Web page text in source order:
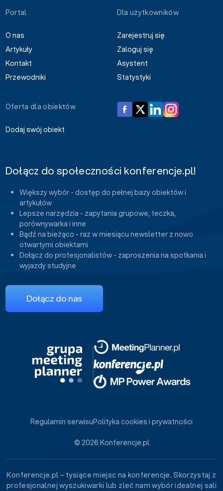
Portal
O nas
Artykuły
Kontakt
Przewodniki
Dla użytkowników
Zarejestruj się
Zaloguj się
Asystent
Statystyki
Oferta dla obiektów
Dodaj swój obiekt
Dołącz do społeczności konferencje.pl!
Większy wybór - dostęp do pełnej bazy obiektów i
artykułów
Lepsze narzędzia - zapytania grupowe, teczka,
porównywarka i inne
Bądź na bieżąco - raz w miesiącu newsletter z nowo
otwartymi obiektami
Dołącz do profesjonalistów - zaproszenia na spotkania i
wyjazdy studyjne
Dołącz do nas
© 2026 Konferencje.pl
Regulamin serwisuPolityka cookies i prywatności
Konferencje.pl – tysiące miejsc na konferencje. Skorzystaj z
profesjonalnej wyszukiwarki lub zleć nam wybór idealnej sali